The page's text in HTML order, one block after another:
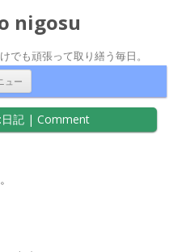
nigosu
でも頑張って取り繕う毎日。
ュー
日記 | Comment